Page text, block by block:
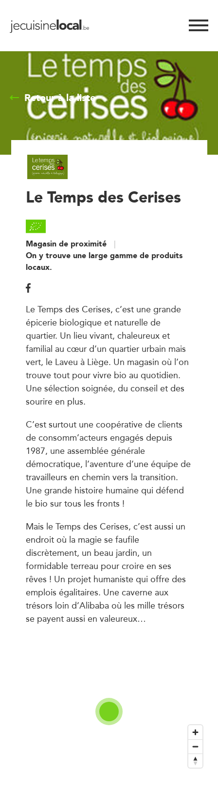
Retour à la liste
Le Temps des Cerises
Magasin de proximité
On y trouve une large gamme de produits
locaux.
Le Temps des Cerises, c’est une grande
épicerie biologique et naturelle de
quartier. Un lieu vivant, chaleureux et
familial au cœur d’un quartier urbain mais
vert, le Laveu à Liège. Un magasin où l’on
trouve tout pour vivre bio au quotidien.
Une sélection soignée, du conseil et des
sourire en plus.
C’est surtout une coopérative de clients
de consomm’acteurs engagés depuis
1987, une assemblée générale
démocratique, l’aventure d’une équipe de
travailleurs en chemin vers la transition.
Une grande histoire humaine qui défend
le bio sur tous les fronts !
Mais le Temps des Cerises, c’est aussi un
endroit où la magie se faufile
discrètement, un beau jardin, un
formidable terreau pour croire en ses
rêves ! Un projet humaniste qui offre des
emplois égalitaires. Une caverne aux
trésors loin d’Alibaba où les mille trésors
se payent aussi en valeureux…